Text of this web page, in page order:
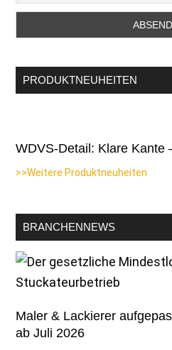
PRODUKTNEUHEITEN
WDVS-Detail: Klare Kante
>>Weitere Produktneuheiten
BRANCHENNEWS
Maler & Lackierer
ab Juli 2026